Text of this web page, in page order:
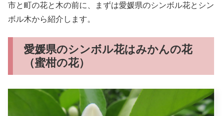
市と町の花と木の前に、まずは愛媛県のシンボル花とシン
ボル木から紹介します。
愛媛県のシンボル花はみかんの花
（蜜柑の花）